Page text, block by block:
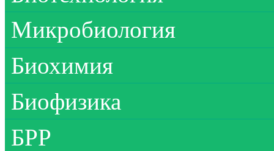
Микробиология
Биохимия
Биофизика
БРР